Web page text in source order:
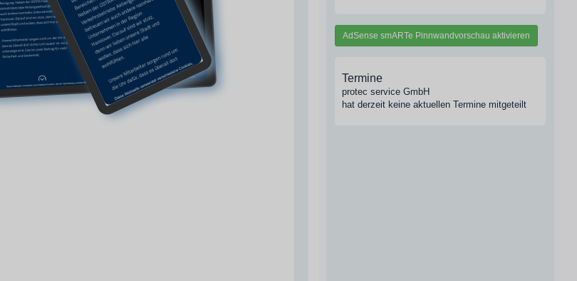
AdSense smARTe Pinnwandvorschau aktivieren
Termine
protec service GmbH
hat derzeit keine aktuellen Termine mitgeteilt